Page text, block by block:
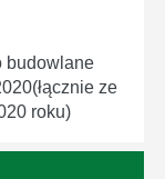
budowlane
ze
roku)